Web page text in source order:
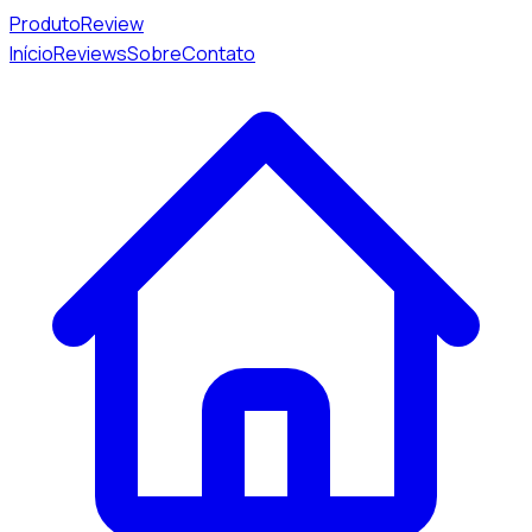
ProdutoReview
InícioReviewsSobreContato